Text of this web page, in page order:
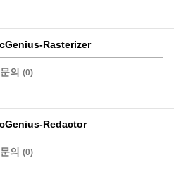
Rasterizer
의 (0)
Redactor
의 (0)